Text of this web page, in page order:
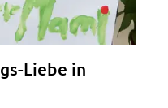
Liebe in